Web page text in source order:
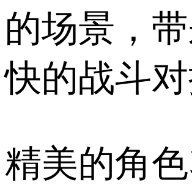
的场景，
快的战斗对
精美的角